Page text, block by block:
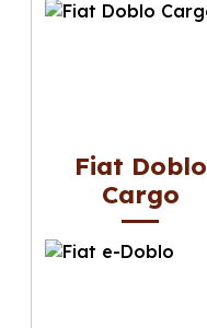
Fiat Doblo
Cargo